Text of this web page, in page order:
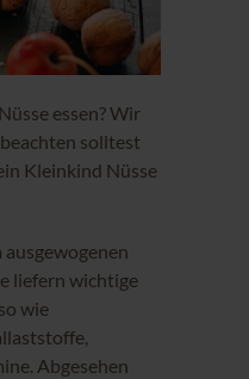
essen? Wir
solltest
Kleinkind Nüsse
ausgewogenen
liefern wichtige
wie
Abgesehen